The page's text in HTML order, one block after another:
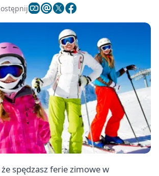
spędzasz ferie zimowe w